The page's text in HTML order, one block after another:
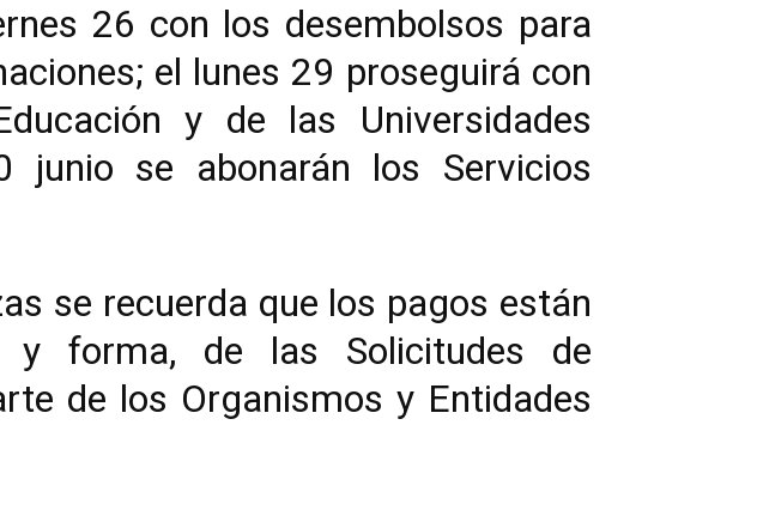
26 con los desembolsos para
el lunes 29 proseguirá con
y de las Universidades
junio se abonarán los Servicios
se recuerda que los pagos están
y forma, de las Solicitudes de
de los Organismos y Entidades